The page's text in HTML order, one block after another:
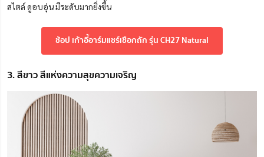
สไตล์ ดูอบอุ่น มีระดับมากยิ่งขึ้น
ช้อป เก้าอี้อาร์มแชร์เชือกถัก รุ่น CH27 Natural
3. สีขาว สีแห่งความสุขความเจริญ